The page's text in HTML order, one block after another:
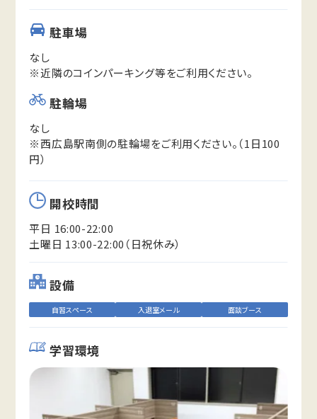
駐車場
なし
※近隣のコインパーキング等をご利用ください。
駐輪場
なし
※西広島駅南側の駐輪場をご利用ください。（1日100
円）
開校時間
平日 16:00-22:00
土曜日 13:00-22:00（日祝休み）
設備
自習スペース 入退室メール 面談ブース
学習環境